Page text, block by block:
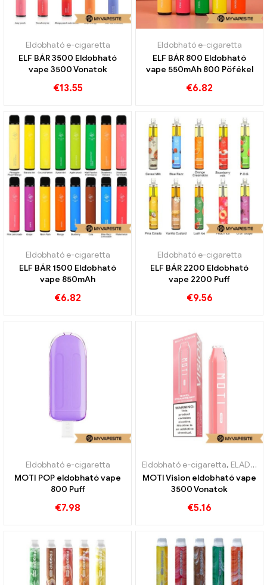
Eldobható e-cigaretta
ELF BÁR 3500 Eldobható
vape 3500 Vonatok
€13.55
Eldobható e-cigaretta
ELF BÁR 800 Eldobható
vape 550mAh 800 Pöfékel
€6.82
Eldobható e-cigaretta
ELF BÁR 1500 Eldobható
vape 850mAh
€6.82
Eldobható e-cigaretta
ELF BÁR 2200 Eldobható
vape 2200 Puff
€9.56
Eldobható e-cigaretta
MOTI POP eldobható vape
800 Puff
€7.98
Eldobható e-cigaretta, ELADÁS %
MOTI Vision eldobható vape
3500 Vonatok
€5.16